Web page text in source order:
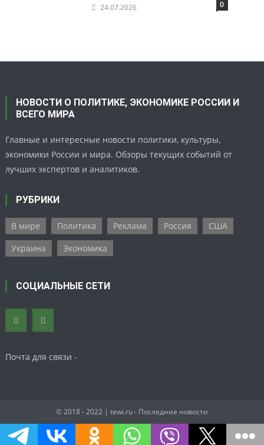
24.07.2026 0
НОВОСТИ О ПОЛИТИКЕ, ЭКОНОМИКЕ РОССИИ И
ВСЕГО МИРА
Главные и интересные новости политики, культуры,
экономики России и мира. Обзоры текущих событий от
лучших экспертов и аналитиков.
РУБРИКИ
В мире Политика Реклама Россия
США
Украина
Экономика
СОЦИАЛЬНЫЕ СЕТИ
Почта для связи -
© 2018 - 2022 | tewi.ru - Последние новости